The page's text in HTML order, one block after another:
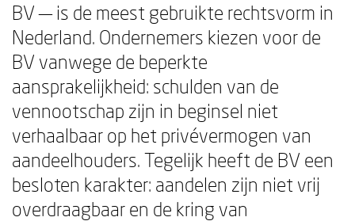
BV — is de meest gebruikte rechtsvorm in
Nederland. Ondernemers kiezen voor de
BV vanwege de beperkte
aansprakelijkheid: schulden van de
vennootschap zijn in beginsel niet
verhaalbaar op het privévermogen van
aandeelhouders. Tegelijk heeft de BV een
besloten karakter: aandelen zijn niet vrij
overdraagbaar en de kring van